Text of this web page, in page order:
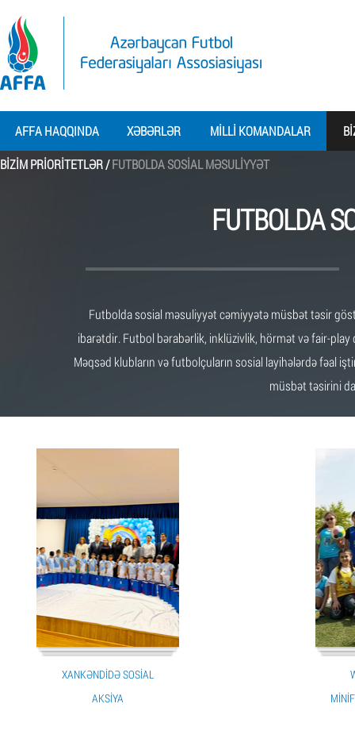
AFFA HAQQINDA XƏBƏRLƏR MILLI KOMANDALAR
BIZIM PRIORITETLƏR /FUTBOLDA SOSIAL MƏSULIYYƏT
FUTBOLDA
Futbolda sosial məsuliyyət cəmiyyətə müsbət təsir
ibarətdir. Futbol bərabərlik, inklüzivlik, hörmət və fair-
Məqsəd klubların və futbolçuların sosial layihələrdə fəal
müsbət təsirini
XANKƏNDIDƏ SOSIAL
AKSIYA